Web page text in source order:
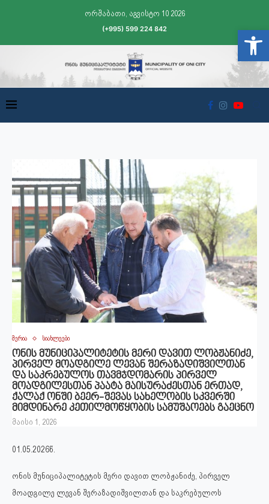
ორშაბათი, აგვისტო 10 2026
(+995) 599 224 842
მერია სიახლეები
ონის მუნიციპალიტეტის მერი დავით ლობჟანიძე,
პირველ მოადგილე ლევან შერაზადიშვილთან
და საკრებულოს თავმჯდომარის პირველ
მოადგილესთან პაატა მაისურაძესთან ერთად,
ქალაქ ონში ბეერ-შევას სახელობის სკვერში
მიმდინარე კეთილმოწყობის სამუშაოებს გაეცნო
მაისი 1, 2026
01.05.2026წ.
ონის მუნიციპალიტეტის მერი დავით ლობჟანიძე, პირველ
მოადგილე ლევან შერაზადიშვილთან და საკრებულოს